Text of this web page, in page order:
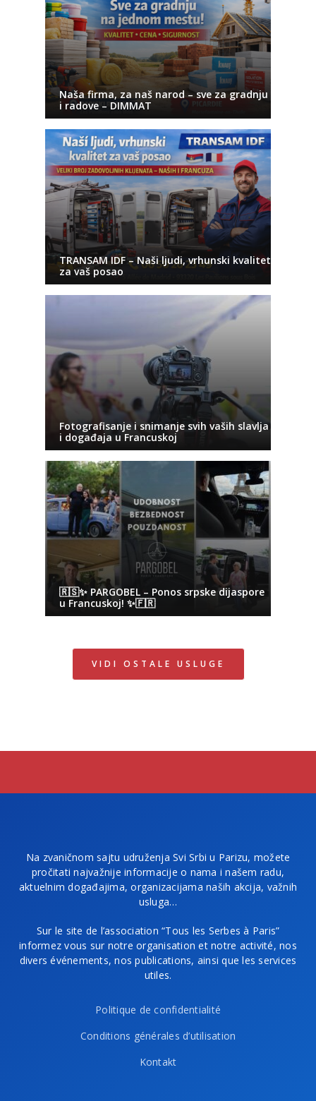
Naša firma, za naš narod – sve za gradnju
i radove – DIMMAT
TRANSAM IDF – Naši ljudi, vrhunski kvalitet
za vaš posao
Fotografisanje i snimanje svih vaših slavlja
i događaja u Francuskoj
🇷🇸✨ PARGOBEL – Ponos srpske dijaspore
u Francuskoj! ✨🇫🇷
VIDI OSTALE USLUGE
Na zvaničnom sajtu udruženja Svi Srbi u Parizu, možete
pročitati najvažnije informacije o nama i našem radu,
aktuelnim događajima, organizacijama naših akcija, važnih
usluga…
Sur le site de l’association “Tous les Serbes à Paris”
informez vous sur notre organisation et notre activité, nos
divers événements, nos publications, ainsi que les services
utiles.
Politique de confidentialité
Conditions générales d’utilisation
Kontakt